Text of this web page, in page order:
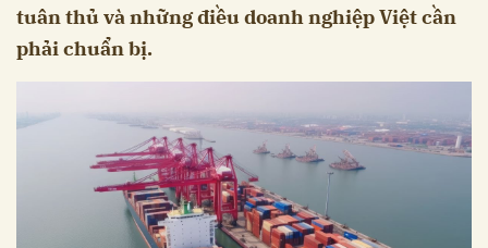
tuân thủ và những điều doanh nghiệp Việt cần
phải chuẩn bị.